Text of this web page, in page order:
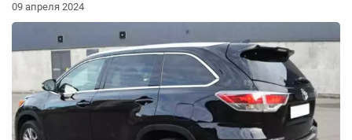
09 апреля 2024